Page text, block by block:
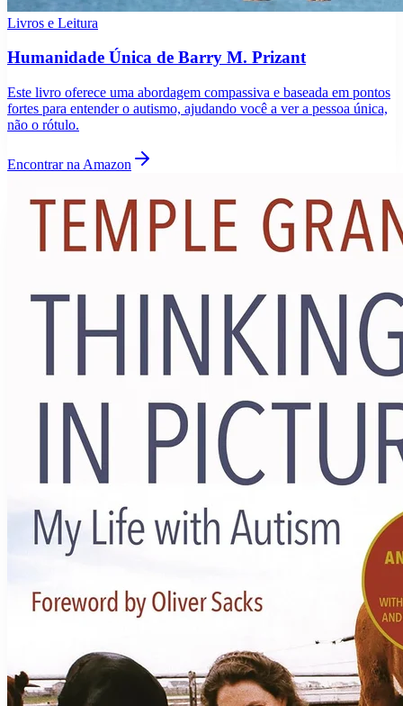
Livros e Leitura
Humanidade Única de Barry M. Prizant
Este livro oferece uma abordagem compassiva e baseada em pontos
fortes para entender o autismo, ajudando você a ver a pessoa única,
não o rótulo.
Encontrar na Amazon